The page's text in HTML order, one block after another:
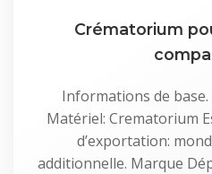
Crématorium
Informations de
Matériel: Crematorium
d’exportation:
additionnelle. Marque